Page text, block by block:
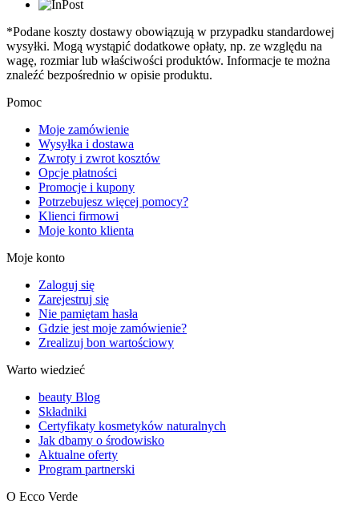
*Podane koszty dostawy obowiązują w przypadku standardowej
wysyłki. Mogą wystąpić dodatkowe opłaty, np. ze względu na
wagę, rozmiar lub właściwości produktów. Informacje te można
znaleźć bezpośrednio w opisie produktu.
Pomoc
Moje zamówienie
Wysyłka i dostawa
Zwroty i zwrot kosztów
Opcje płatności
Promocje i kupony
Potrzebujesz więcej pomocy?
Klienci firmowi
Moje konto klienta
Moje konto
Zaloguj się
Zarejestruj się
Nie pamiętam hasła
Gdzie jest moje zamówienie?
Zrealizuj bon wartościowy
Warto wiedzieć
beauty Blog
Składniki
Certyfikaty kosmetyków naturalnych
Jak dbamy o środowisko
Aktualne oferty
Program partnerski
O Ecco Verde